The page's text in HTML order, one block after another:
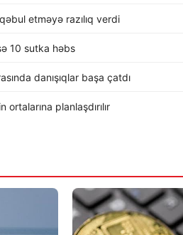
etməyə razılıq verdi
10 sutka həbs
danışıqlar başa çatdı
planlaşdırılır